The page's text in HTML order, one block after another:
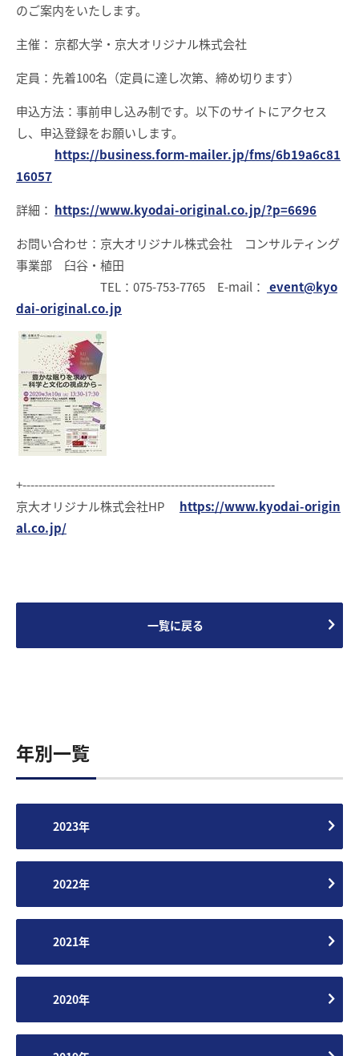
のご案内をいたします。
主催： 京都大学・京大オリジナル株式会社
定員：先着100名（定員に達し次第、締め切ります）
申込方法：事前申し込み制です。以下のサイトにアクセス
し、申込登録をお願いします。
https://business.form-mailer.jp/fms/6b19a6c81
16057
詳細： https://www.kyodai-original.co.jp/?p=6696
お問い合わせ：京大オリジナル株式会社 コンサルティング
事業部 臼谷・植田
TEL：075-753-7765 E-mail： event@kyo
dai-original.co.jp
+---------------------------------------------------------------
京大オリジナル株式会社HP
https://www.kyodai-origin
al.co.jp/
一覧に戻る
年別一覧
2023年
2022年
2021年
2020年